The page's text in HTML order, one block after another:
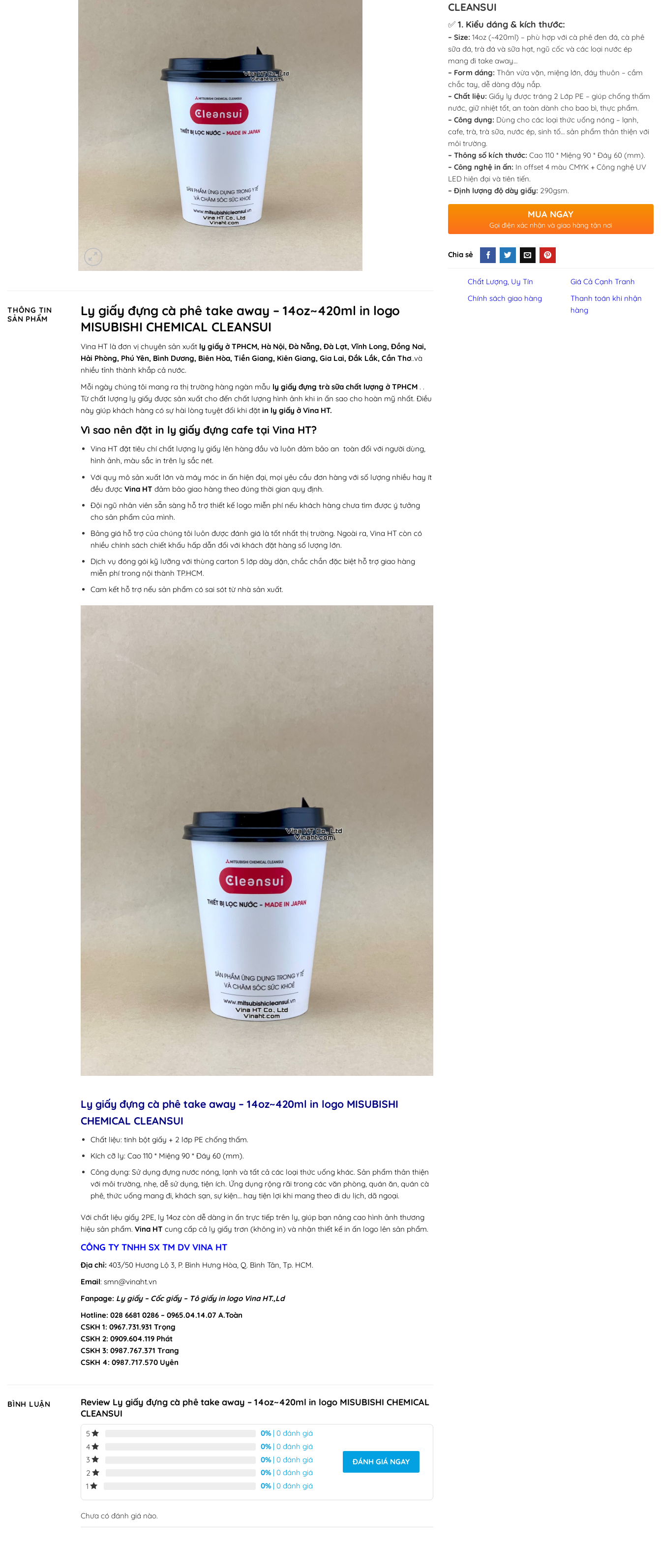
THÔNG TIN
SẢN PHẨM
Ly giấy đựng cà phê take away – 14oz~420ml in logo
MISUBISHI CHEMICAL CLEANSUI
Vina HT là đơn vị chuyên sản xuất ly giấy ở TPHCM, Hà Nội, Đà Nẵng, Đà Lạt, Vĩnh Long, Đồng Nai,
Hải Phòng, Phú Yên, Bình Dương, Biên Hòa, Tiền Giang, Kiên Giang, Gia Lai, Đắk Lắk, Cần Thơ..và
nhiều tỉnh thành khắp cả nước.
Mỗi ngày chúng tôi mang ra thị trường hàng ngàn mẫu ly giấy đựng trà sữa chất lượng ở TPHCM . .
Từ chất lượng ly giấy được sản xuất cho đến chất lượng hình ảnh khi in ấn sao cho hoàn mỹ nhất. Điều
này giúp khách hàng có sự hài lòng tuyệt đối khi đặtin ly giấy ở Vina HT.
Vì sao nên đặt in ly giấy đựng cafe tại Vina HT?
Vina HT đặt tiêu chí chất lượng ly giấy lên hàng đầu và luôn đảm bảo an toàn đối với người dùng,
hình ảnh, màu sắc in trên ly sắc nét.
Với quy mô sản xuất lớn và máy móc in ấn hiện đại, mọi yêu cầu đơn hàng với số lượng nhiều hay ít
đều đượcVina HTđảm bảo giao hàng theo đúng thời gian quy định.
Đội ngũ nhân viên sẵn sàng hỗ trợ thiết kế logo miễn phí nếu khách hàng chưa tìm được ý tưởng
cho sản phẩm của mình.
Bảng giá hỗ trợ của chúng tôi luôn được đánh giá là tốt nhất thị trường. Ngoài ra, Vina HT còn có
nhiều chính sách chiết khấu hấp dẫn đối với khách đặt hàng số lượng lớn.
Dịch vụ đóng gói kỹ lưỡng với thùng carton 5 lớp dày dặn, chắc chắn đặc biệt hỗ trợ giao hàng
miễn phí trong nội thành TP.HCM.
Cam kết hỗ trợ nếu sản phẩm có sai sót từ nhà sản xuất.
Ly giấy đựng cà phê take away – 14oz~420ml in logo MISUBISHI
CHEMICAL CLEANSUI
Chất liệu: tinh bột giấy + 2 lớp PE chống thấm.
Kích cỡ ly: Cao 110 * Miệng 90 * Đáy 60 (mm).
Công dụng: Sử dụng đựng nước nóng, lạnh và tất cả các loại thức uống khác. Sản phẩm thân thiện
với môi trường, nhẹ, dễ sử dụng, tiện ích. Ứng dụng rộng rãi trong các văn phòng, quán ăn, quán cà
phê, thức uống mang đi, khách sạn, sự kiện… hay tiện lợi khi mang theo đi du lịch, dã ngoại.
Với chất liệu giấy 2PE, ly 14oz còn dễ dàng in ấn trực tiếp trên ly, giúp bạn nâng cao hình ảnh thương
hiệu sản phẩm.Vina HT cung cấp cả ly giấy trơn (không in) và nhận thiết kế in ấn logo lên sản phẩm.
CÔNG TY TNHH SX TM DV VINA HT
Địa chỉ: 403/50 Hương Lộ 3, P. Bình Hưng Hòa, Q. Bình Tân, Tp. HCM.
Email: smn@vinaht.vn
Fanpage: Ly giấy – Cốc giấy – Tô giấy in logo Vina HT.,Ld
Hotline: 028 6681 0286 – 0965.04.14.07 A.Toàn
CSKH 1: 0967.731.931 Trọng
CSKH 2: 0909.604.119 Phát
CSKH 3: 0987.767.371 Trang
CSKH 4: 0987.717.570 Uyên
BÌNH LUẬN
Review Ly giấy đựng cà phê take away – 14oz~420ml in logo MISUBISHI CHEMICAL
CLEANSUI
5 0%| 0 đánh giá
4
0%| 0 đánh giá
3
0%| 0 đánh giá
2
0%| 0 đánh giá
1
0%| 0 đánh giá
ĐÁNH GIÁ NGAY
Chưa có đánh giá nào.
CLEANSUI
✅ 1. Kiểu dáng & kích thước:
– Size: 14oz (~420ml) – phù hợp với cà phê đen đá, cà phê
sữa đá, trà đá và sữa hạt, ngũ cốc và các loại nước ép
mang đi take away…
– Form dáng: Thân vừa vặn, miệng lớn, đáy thuôn – cầm
chắc tay, dễ dàng đậy nắp.
– Chất liệu: Giấy ly được tráng 2 Lớp PE – giúp chống thấm
nước, giữ nhiệt tốt, an toàn dành cho bao bì, thực phẩm.
– Công dụng: Dùng cho các loại thức uống nóng – lạnh,
cafe, trà, trà sữa, nước ép, sinh tố… sản phẩm thân thiện với
môi trường.
– Thông số kích thước: Cao 110 * Miệng 90 * Đáy 60 (mm).
– Công nghệ in ấn: In offset 4 màu CMYK + Công nghệ UV
LED hiện đại và tiên tiến.
– Định lượng độ dày giấy: 290gsm.
MUA NGAY
Gọi điện xác nhận và giao hàng tận nơi
Chia sẻ
Chất Lượng, Uy Tín
Giá Cả Cạnh Tranh
Chính sách giao hàng
Thanh toán khi nhận
hàng